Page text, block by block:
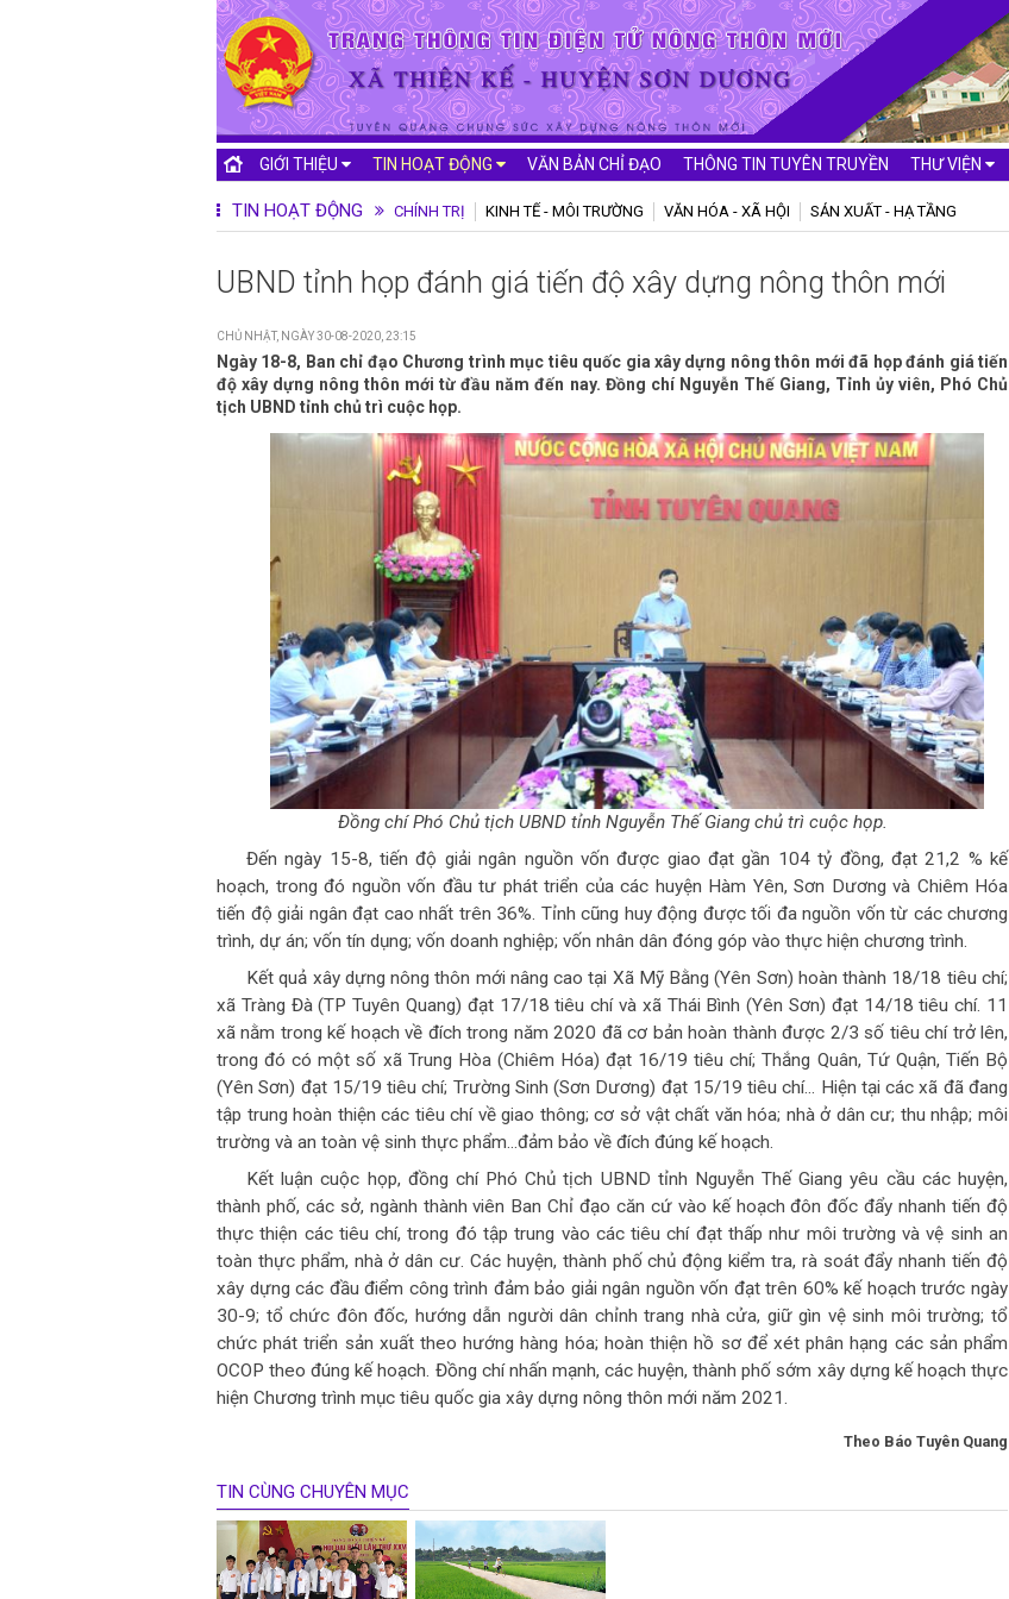
GIỚI THIỆU TIN HOẠT ĐỘNG VĂN BẢN CHỈ ĐẠO THÔNG TIN TUYÊN TRUYỀN THƯ VIỆN
TIN HOẠT ĐỘNG CHÍNH TRỊ KINH TẾ - MÔI TRƯỜNG VĂN HÓA - XÃ HỘI SẢN XUẤT - HẠ TẦNG
UBND tỉnh họp đánh giá tiến độ xây dựng nông thôn mới
CHỦ NHẬT, NGÀY 30-08-2020, 23:15
Ngày 18-8, Ban chỉ đạo Chương trình mục tiêu quốc gia xây dựng nông thôn mới đã họp đánh giá tiến
độ xây dựng nông thôn mới từ đầu năm đến nay. Đồng chí Nguyễn Thế Giang, Tỉnh ủy viên, Phó Chủ
tịch UBND tỉnh chủ trì cuộc họp.
Đồng chí Phó Chủ tịch UBND tỉnh Nguyễn Thế Giang chủ trì cuộc họp.
Đến ngày 15-8, tiến độ giải ngân nguồn vốn được giao đạt gần 104 tỷ đồng, đạt 21,2 % kế
hoạch, trong đó nguồn vốn đầu tư phát triển của các huyện Hàm Yên, Sơn Dương và Chiêm Hóa
tiến độ giải ngân đạt cao nhất trên 36%. Tỉnh cũng huy động được tối đa nguồn vốn từ các chương
trình, dự án; vốn tín dụng; vốn doanh nghiệp; vốn nhân dân đóng góp vào thực hiện chương trình.
Kết quả xây dựng nông thôn mới nâng cao tại Xã Mỹ Bằng (Yên Sơn) hoàn thành 18/18 tiêu chí;
xã Tràng Đà (TP Tuyên Quang) đạt 17/18 tiêu chí và xã Thái Bình (Yên Sơn) đạt 14/18 tiêu chí. 11
xã nằm trong kế hoạch về đích trong năm 2020 đã cơ bản hoàn thành được 2/3 số tiêu chí trở lên,
trong đó có một số xã Trung Hòa (Chiêm Hóa) đạt 16/19 tiêu chí; Thắng Quân, Tứ Quận, Tiến Bộ
(Yên Sơn) đạt 15/19 tiêu chí; Trường Sinh (Sơn Dương) đạt 15/19 tiêu chí... Hiện tại các xã đã đang
tập trung hoàn thiện các tiêu chí về giao thông; cơ sở vật chất văn hóa; nhà ở dân cư; thu nhập; môi
trường và an toàn vệ sinh thực phẩm...đảm bảo về đích đúng kế hoạch.
Kết luận cuộc họp, đồng chí Phó Chủ tịch UBND tỉnh Nguyễn Thế Giang yêu cầu các huyện,
thành phố, các sở, ngành thành viên Ban Chỉ đạo căn cứ vào kế hoạch đôn đốc đẩy nhanh tiến độ
thực thiện các tiêu chí, trong đó tập trung vào các tiêu chí đạt thấp như môi trường và vệ sinh an
toàn thực phẩm, nhà ở dân cư. Các huyện, thành phố chủ động kiểm tra, rà soát đẩy nhanh tiến độ
xây dựng các đầu điểm công trình đảm bảo giải ngân nguồn vốn đạt trên 60% kế hoạch trước ngày
30-9; tổ chức đôn đốc, hướng dẫn người dân chỉnh trang nhà cửa, giữ gìn vệ sinh môi trường; tổ
chức phát triển sản xuất theo hướng hàng hóa; hoàn thiện hồ sơ để xét phân hạng các sản phẩm
OCOP theo đúng kế hoạch. Đồng chí nhấn mạnh, các huyện, thành phố sớm xây dựng kế hoạch thực
hiện Chương trình mục tiêu quốc gia xây dựng nông thôn mới năm 2021.
Theo Báo Tuyên Quang
TIN CÙNG CHUYÊN MỤC